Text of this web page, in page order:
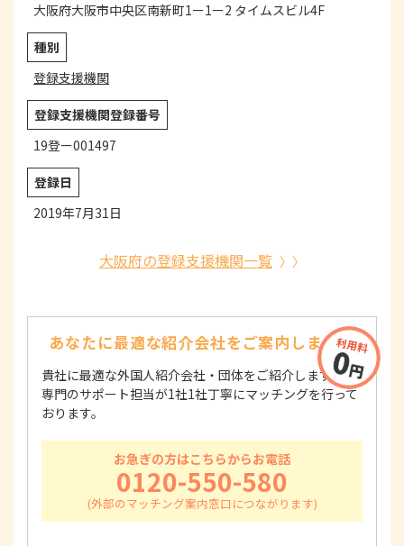
大阪府大阪市中央区南新町1ー1ー2 タイムスビル4F
種別
登録支援機関
登録支援機関登録番号
19登ー001497
登録日
2019年7月31日
大阪府の登録支援機関一覧
あなたに最適な紹介会社をご案内します！
貴社に最適な外国人紹介会社・団体をご紹介します！
専門のサポート担当が1社1社丁寧にマッチングを行って
おります。
お急ぎの方はこちらからお電話
0120-550-580